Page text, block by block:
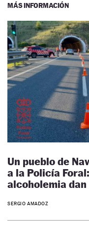
MÁS INFORMACIÓN
Un pueblo de
a la Policía
alcoholemia
SERGIO AMADOZ